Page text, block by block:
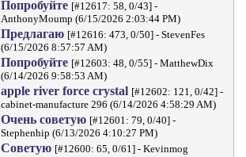
Попробуйте [#12617: 58, 0/43] -
AnthonyMoump (6/15/2026 2:03:44 PM)
Предлагаю [#12616: 473, 0/50] - StevenFes
(6/15/2026 8:57:57 AM)
Попробуйте [#12603: 48, 0/55] - MatthewDix
(6/14/2026 9:58:53 AM)
apple river force crystal [#12602: 121, 0/42] -
cabinet-manufacture 296 (6/14/2026 4:58:29 AM)
Очень советую [#12601: 79, 0/40] -
Stephenhip (6/13/2026 4:10:27 PM)
Советую [#12600: 65, 0/61] - Kevinmog